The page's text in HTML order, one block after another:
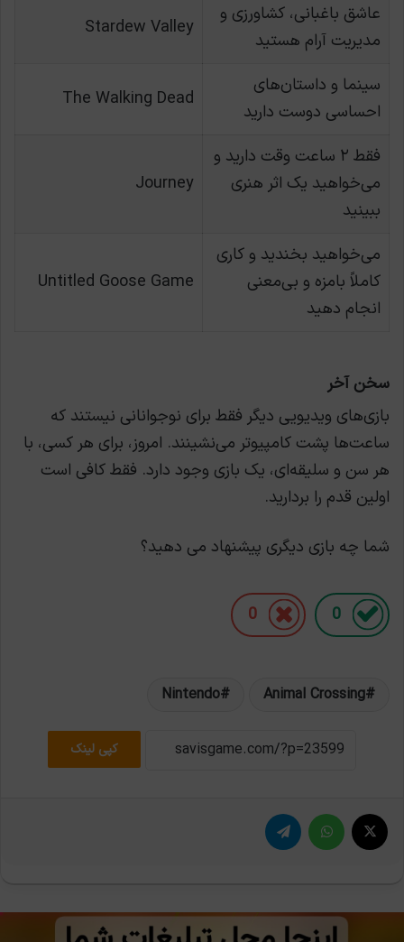
عاشق باغبانی، کشاورزی و
مدیریت آرام هستید
Stardew Valley
سینما و داستان‌های
احساسی دوست دارید
The Walking Dead
فقط ۲ ساعت وقت دارید و
می‌خواهید یک اثر هنری
ببینید
Journey
می‌خواهید بخندید و کاری
کاملاً بامزه و بی‌معنی
انجام دهید
Untitled Goose Game
سخن آخر
بازی‌های ویدیویی دیگر فقط برای نوجوانانی نیستند که
ساعت‌ها پشت کامپیوتر می‌نشینند. امروز، برای هر کسی، با
هر سن و سلیقه‌ای، یک بازی وجود دارد. فقط کافی است
اولین قدم را بردارید.
شما چه بازی دیگری پیشنهاد می دهید؟
0
0
Animal Crossing
Nintendo
کپی لینک